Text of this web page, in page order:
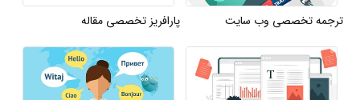
ترجمه تخصصی وب سایت پارافریز تخصصی مقاله